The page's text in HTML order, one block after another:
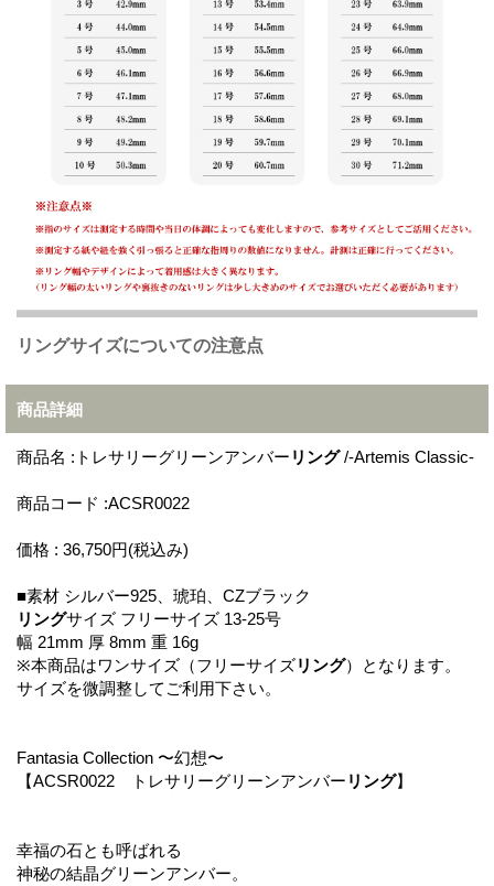
リングサイズについての注意点
商品詳細
商品名 :トレサリーグリーンアンバー リング/-Artemis Classic-
商品コード :ACSR0022
価格 : 36,750円(税込み)
■素材 シルバー925、琥珀、CZブラック
リングサイズ フリーサイズ 13-25号
幅 21mm 厚 8mm 重 16g
※本商品はワンサイズ（フリーサイズリング）となります。
サイズを微調整してご利用下さい。
Fantasia Collection 〜幻想〜
【ACSR0022 トレサリーグリーンアンバー リング】
幸福の石とも呼ばれる
神秘の結晶グリーンアンバー。